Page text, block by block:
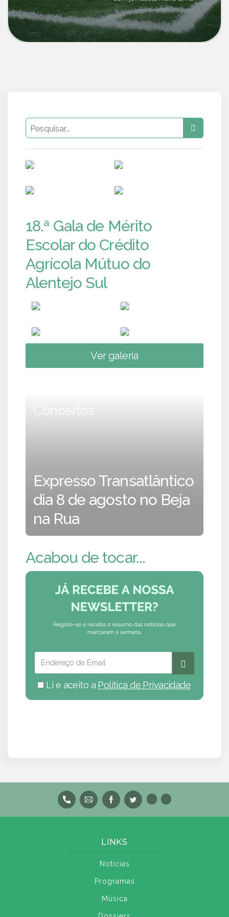
18.ª Gala de Mérito
Escolar do Crédito
Agrícola Mútuo do
Alentejo Sul
Ver galeria
Concertos
Expresso Transatlântico
dia 8 de agosto no Beja
na Rua
Acabou de tocar...
Li e aceito a Política de Privacidade
LINKS
Notícias
Programas
Música